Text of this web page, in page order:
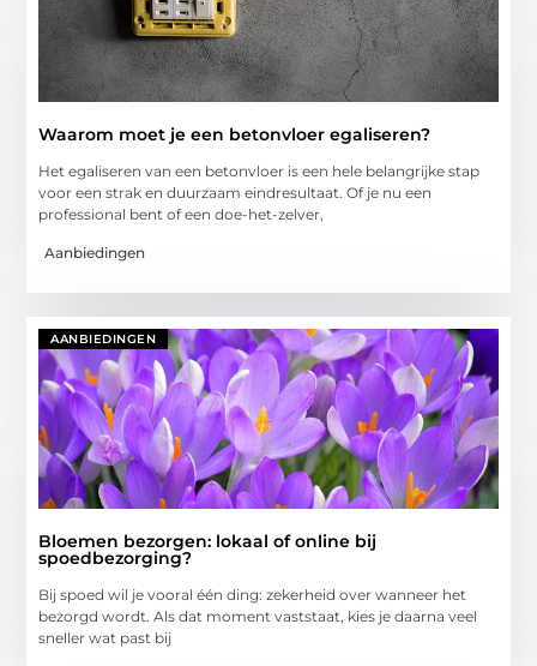
Waarom moet je een betonvloer egaliseren?
Het egaliseren van een betonvloer is een hele belangrijke stap
voor een strak en duurzaam eindresultaat. Of je nu een
professional bent of een doe-het-zelver,
Aanbiedingen
AANBIEDINGEN
Bloemen bezorgen: lokaal of online bij
spoedbezorging?
Bij spoed wil je vooral één ding: zekerheid over wanneer het
bezorgd wordt. Als dat moment vaststaat, kies je daarna veel
sneller wat past bij